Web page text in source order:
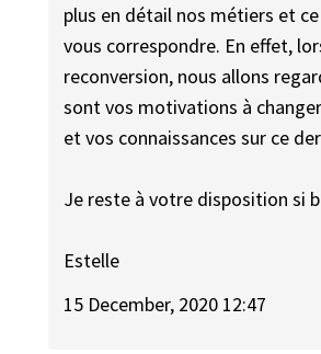
plus en détail nos métiers et
vous correspondre. En effet,
reconversion, nous allons
sont vos motivations à
et vos connaissances sur ce
Je reste à votre disposition si
Estelle
15 December, 2020 12:47